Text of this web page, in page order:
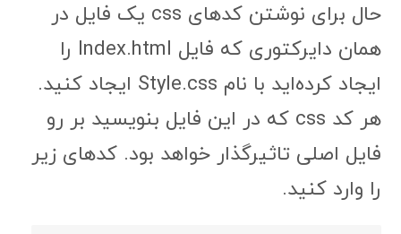
حال برای نوشتن کدهای css یک فایل در
همان دایرکتوری که فایل Index.html را
ایجاد کرده‌اید با نام Style.css ایجاد کنید.
هر کد css که در این فایل بنویسید بر رو
فایل اصلی تاثیرگذار خواهد بود. کدهای زیر
را وارد کنید.